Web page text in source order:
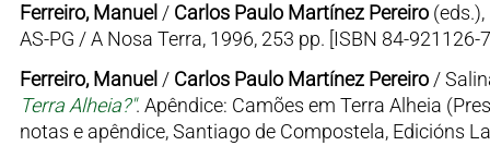
Ferreiro, Manuel / Carlos Paulo Martínez Pereiro(eds.),
AS-PG / A Nosa Terra, 1996, 253 pp. [ISBN 84-921126-
Ferreiro, Manuel / Carlos Paulo Martínez Pereiro/
Terra Alheia?". Apêndice: Camões em Terra Alheia
notas e apêndice, Santiago de Compostela, Edicións